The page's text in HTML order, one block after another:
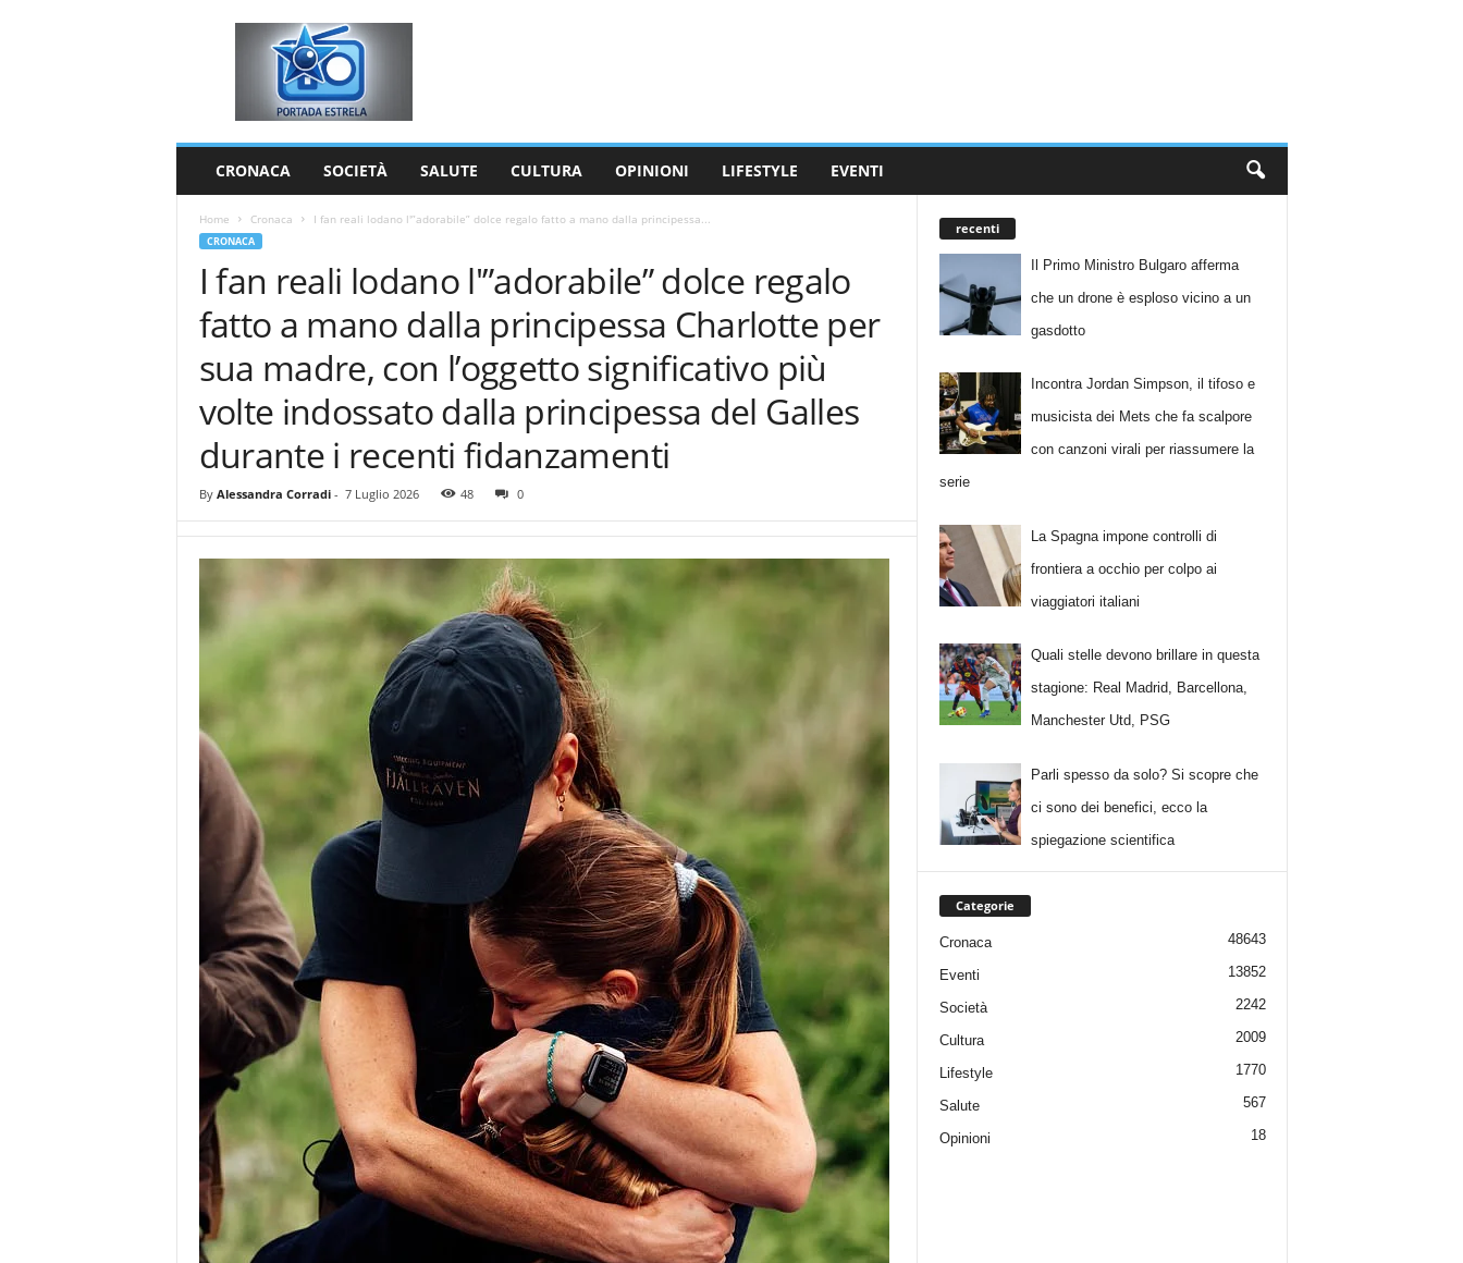
CRONACA SOCIETÀ SALUTE CULTURA OPINIONI LIFESTYLE EVENTI
Home Cronaca I fan reali lodano l'”adorabile” dolce regalo fatto a mano dalla principessa...
CRONACA
I fan reali lodano l'”adorabile” dolce regalo
fatto a mano dalla principessa Charlotte per
sua madre, con l’oggetto significativo più
volte indossato dalla principessa del Galles
durante i recenti fidanzamenti
By Alessandra Corradi- 7 Luglio 2026 48 0
recenti
Il Primo Ministro Bulgaro afferma
che un drone è esploso vicino a un
gasdotto
Incontra Jordan Simpson, il tifoso e
musicista dei Mets che fa scalpore
con canzoni virali per riassumere la
serie
La Spagna impone controlli di
frontiera a occhio per colpo ai
viaggiatori italiani
Quali stelle devono brillare in questa
stagione: Real Madrid, Barcellona,
Manchester Utd, PSG
Parli spesso da solo? Si scopre che
ci sono dei benefici, ecco la
spiegazione scientifica
Categorie
Cronaca 48643
Eventi 13852
Società 2242
Cultura 2009
Lifestyle 1770
Salute 567
Opinioni 18